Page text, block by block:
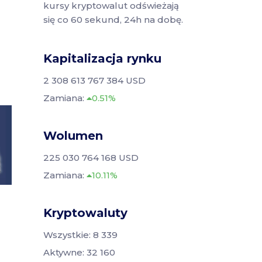
kursy kryptowalut odświeżają
się co 60 sekund, 24h na dobę.
Kapitalizacja rynku
2 308 613 767 384 USD
Zamiana:
0.51%
Wolumen
225 030 764 168 USD
Zamiana:
10.11%
Kryptowaluty
Wszystkie: 8 339
Aktywne: 32 160